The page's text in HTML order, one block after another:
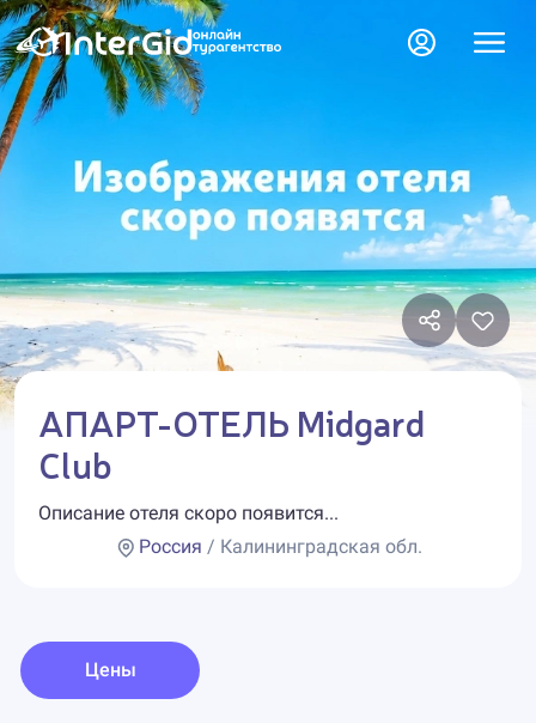
АПАРТ-ОТЕЛЬ Midgard
Club
Описание отеля скоро появится...
Россия / Калининградская обл.
Цены